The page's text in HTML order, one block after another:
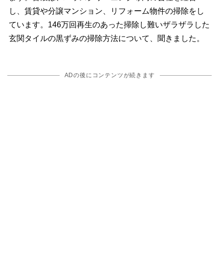
し、賃貸や分譲マンション、リフォーム物件の掃除をし
ています。146万回再生のあった掃除し難いザラザラした
玄関タイルの黒ずみの掃除方法について、聞きました。
ADの後にコンテンツが続きます